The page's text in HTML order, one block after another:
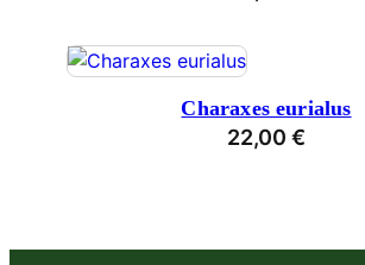
Charaxes eurialus
22,00 €